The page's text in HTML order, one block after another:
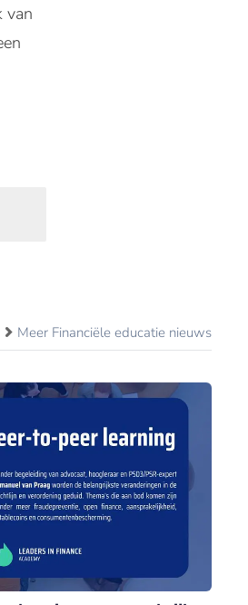
van
Meer Financiële educatie nieuws